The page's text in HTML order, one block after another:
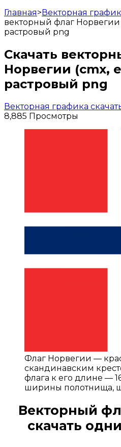
Главная>Векторная
векторный флаг Норвегии
растровый png
Скачать
Норвегии (cmx,
растровый png
Векторная графика
8,885 Просмотры
Флаг Норвегии —
скандинавским
флага к его длине —
ширины полотнища,
Векторный
скачать